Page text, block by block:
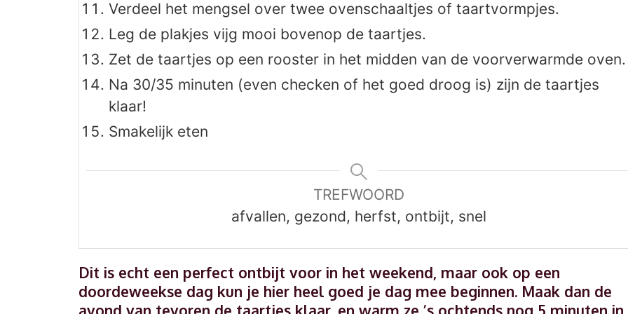
Verdeel het mengsel over twee ovenschaaltjes of taartvormpjes.
Leg de plakjes vijg mooi bovenop de taartjes.
Zet de taartjes op een rooster in het midden van de voorverwarmde oven.
Na 30/35 minuten (even checken of het goed droog is) zijn de taartjes
klaar!
Smakelijk eten
TREFWOORD
afvallen, gezond, herfst, ontbijt, snel
Dit is echt een perfect ontbijt voor in het weekend, maar ook op een
doordeweekse dag kun je hier heel goed je dag mee beginnen. Maak dan de
avond van tevoren de taartjes klaar, en warm ze ’s ochtends nog 5 minuten in